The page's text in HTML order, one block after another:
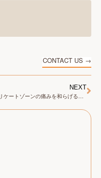
CONTACT US →
NEXT
デリケートゾーンの痛みを和らげる！おまたオイルの効果的な使い方